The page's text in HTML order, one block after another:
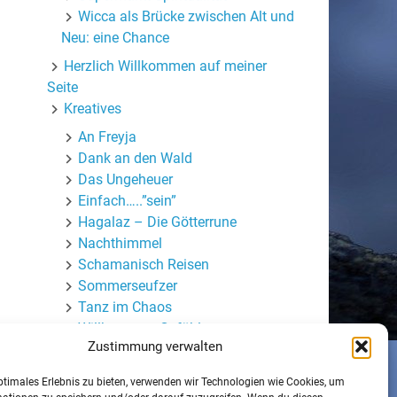
Zustimmung verwalten
Erlebnis zu bieten, verwenden wir Technologien wie Cookies, um
Wicca als Brücke zwischen Alt und
Neu: eine Chance
Herzlich Willkommen auf meiner
Seite
Kreatives
An Freyja
Dank an den Wald
Das Ungeheuer
Einfach…..”sein”
Hagalaz – Die Götterrune
Nachthimmel
Schamanisch Reisen
Sommerseufzer
Tanz im Chaos
Willkommen Gefühle
Wortmasken
Mein (halb-)privater Blog